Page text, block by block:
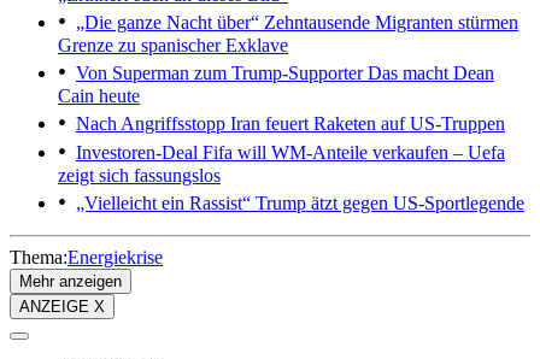
„Die ganze Nacht über“ Zehntausende Migranten stürmen
Grenze zu spanischer Exklave
Von Superman zum Trump-SupporterDas macht Dean
Cain heute
Nach Angriffsstopp Iran feuert Raketen auf US-Truppen
Investoren-Deal Fifa will WM-Anteile verkaufen – Uefa
zeigt sich fassungslos
„Vielleicht ein Rassist“ Trump ätzt gegen US-Sportlegende
Thema:Energiekrise
Mehr anzeigen
ANZEIGE X